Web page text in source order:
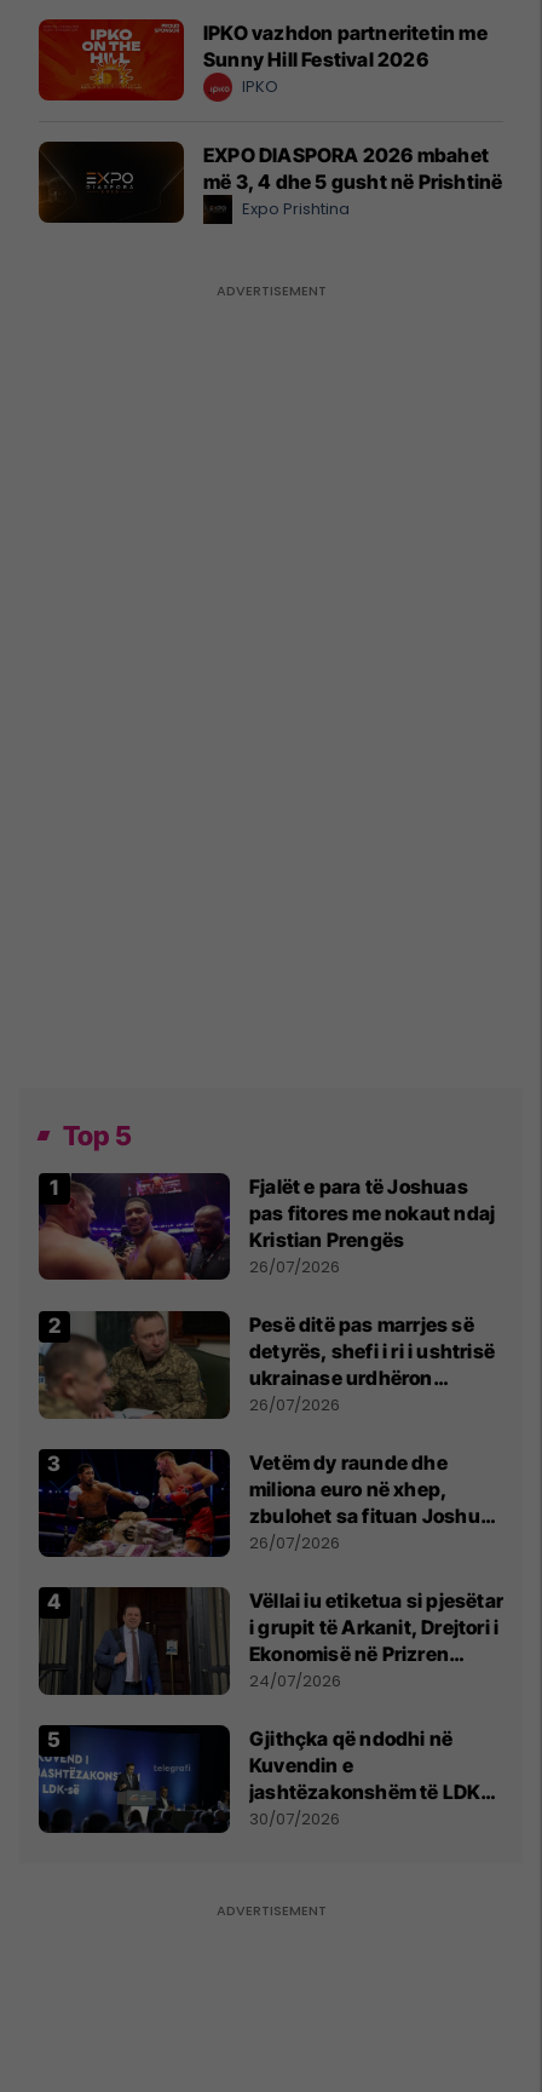
IPKO vazhdon partneritetin me
Sunny Hill Festival 2026
IPKO
EXPO DIASPORA 2026 mbahet
më 3, 4 dhe 5 gusht në Prishtinë
Expo Prishtina
Top 5
Fjalët e para të Joshuas
pas fitores me nokaut ndaj
Kristian Prengës
26/07/2026
Pesë ditë pas marrjes së
detyrës, shefi i ri i ushtrisë
ukrainase urdhëron
kontroll të madh
26/07/2026
Vetëm dy raunde dhe
miliona euro në xhep,
zbulohet sa fituan Joshua
e Prenga
26/07/2026
Vëllai iu etiketua si pjesëtar
i grupit të Arkanit, Drejtori i
Ekonomisë në Prizren
mohon pretendimet
24/07/2026
Gjithçka që ndodhi në
Kuvendin e
jashtëzakonshëm të LDK-
së
30/07/2026